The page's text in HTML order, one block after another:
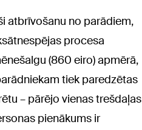
atbrīvošanu no parādiem,
procesa
(860 eiro) apmērā,
tiek paredzētas
– pārējo vienas trešdaļas
pienākums ir